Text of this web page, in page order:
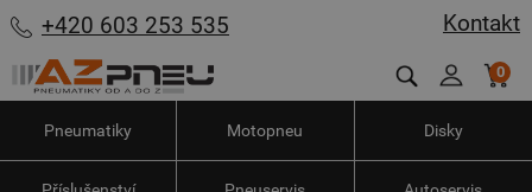
Kontakt
+420 603 253 535
0
Pneumatiky Motopneu Disky